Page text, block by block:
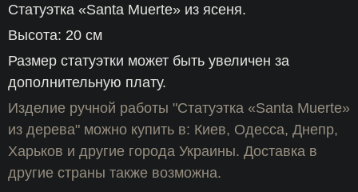
Статуэтка «Santa Muerte» из ясеня.
Высота: 20 см
Размер статуэтки может быть увеличен за
дополнительную плату.
Изделие ручной работы "Статуэтка «Santa Muerte»
из дерева" можно купить в: Киев, Одесса, Днепр,
Харьков и другие города Украины. Доставка в
другие страны также возможна.